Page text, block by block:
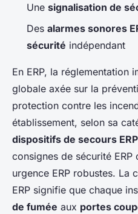
Une signalisation de
Des alarmes sonores
sécurité indépendant
En ERP, la réglementation
globale axée sur la
protection contre les
établissement, selon sa
dispositifs de secours ERP
consignes de sécurité
urgence ERP robustes. La
ERP signifie que chaque
de fumée aux portes